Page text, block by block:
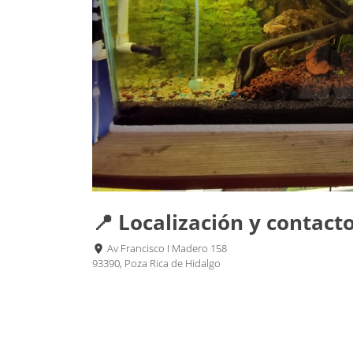
📍 Localización y
Av Francisco I Madero 158
93390, Poza Rica de Hidalgo